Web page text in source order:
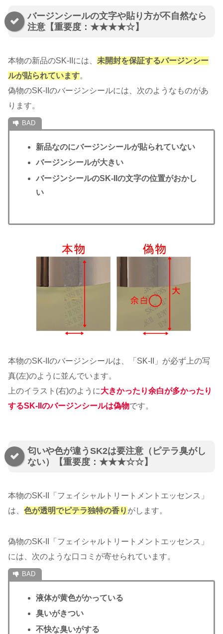
バージンシールの文字や貼り方が不自然なら
注意【重要度：★★★★☆】
本物の新品のSK-IIには、 未開封を保証するバージンシー
ルが貼られています。
偽物のSK-IIのバージンシールには、次のようなものがあ
ります。
新品なのにバージンシールが貼られていない
バージンシールが大きい
バージンシールのSK-IIの文字の位置がおかし
い
本物のSK-IIのバージンシールは、「SK-II」が必ず上の写
真(左)のように並んでいます。
上のイラスト(右)のように大きかったり余白が多かったり
するSK-IIのバージンシールは偽物です。
匂いや色が違うSK2は要注意（ピテラ臭がし
ない）【重要度：★★★☆☆】
本物のSK-II「フェイシャルトリートメントエッセンス」
は、 色が透明でピテラ独特の香り がします。
偽物のSK-II「フェイシャルトリートメントエッセンス」
には、次のような口コミが寄せられています。
液体が黄色がかっている
臭いがきつい
不快な臭いがする